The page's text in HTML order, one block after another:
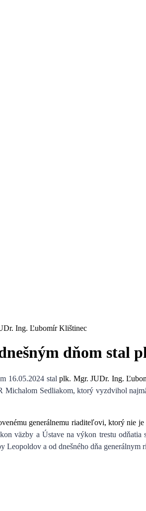
Ing. Ľubomír Klištinec
dňom stal
16.05.2024 stalplk. Mgr. JUDr. Ing.
Michalom Sedliakom, ktorý vyzdvihol
generálnemu riaditeľovi, ktorý nie
väzby a Ústave na výkon trestu
a od dnešného dňa generálnym